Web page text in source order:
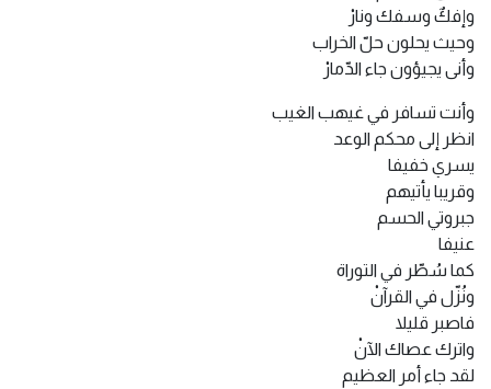
وإفكٌ وسفك ونارْ
وحيث يحلون حلّ الخراب
وأنى يجيؤون جاء الدّمارْ
وأنت تسافر في غيهب الغيب
انظر إلى محكم الوعد
يسري خفيفا
وقريبا يأتيهم
جبروتي الحسم
عنيفا
كما سُطّر في التوراة
ونُزّل في القرآنْ
فاصبر قليلا
واترك عصاك الآنْ
لقد جاء أمر العظيم